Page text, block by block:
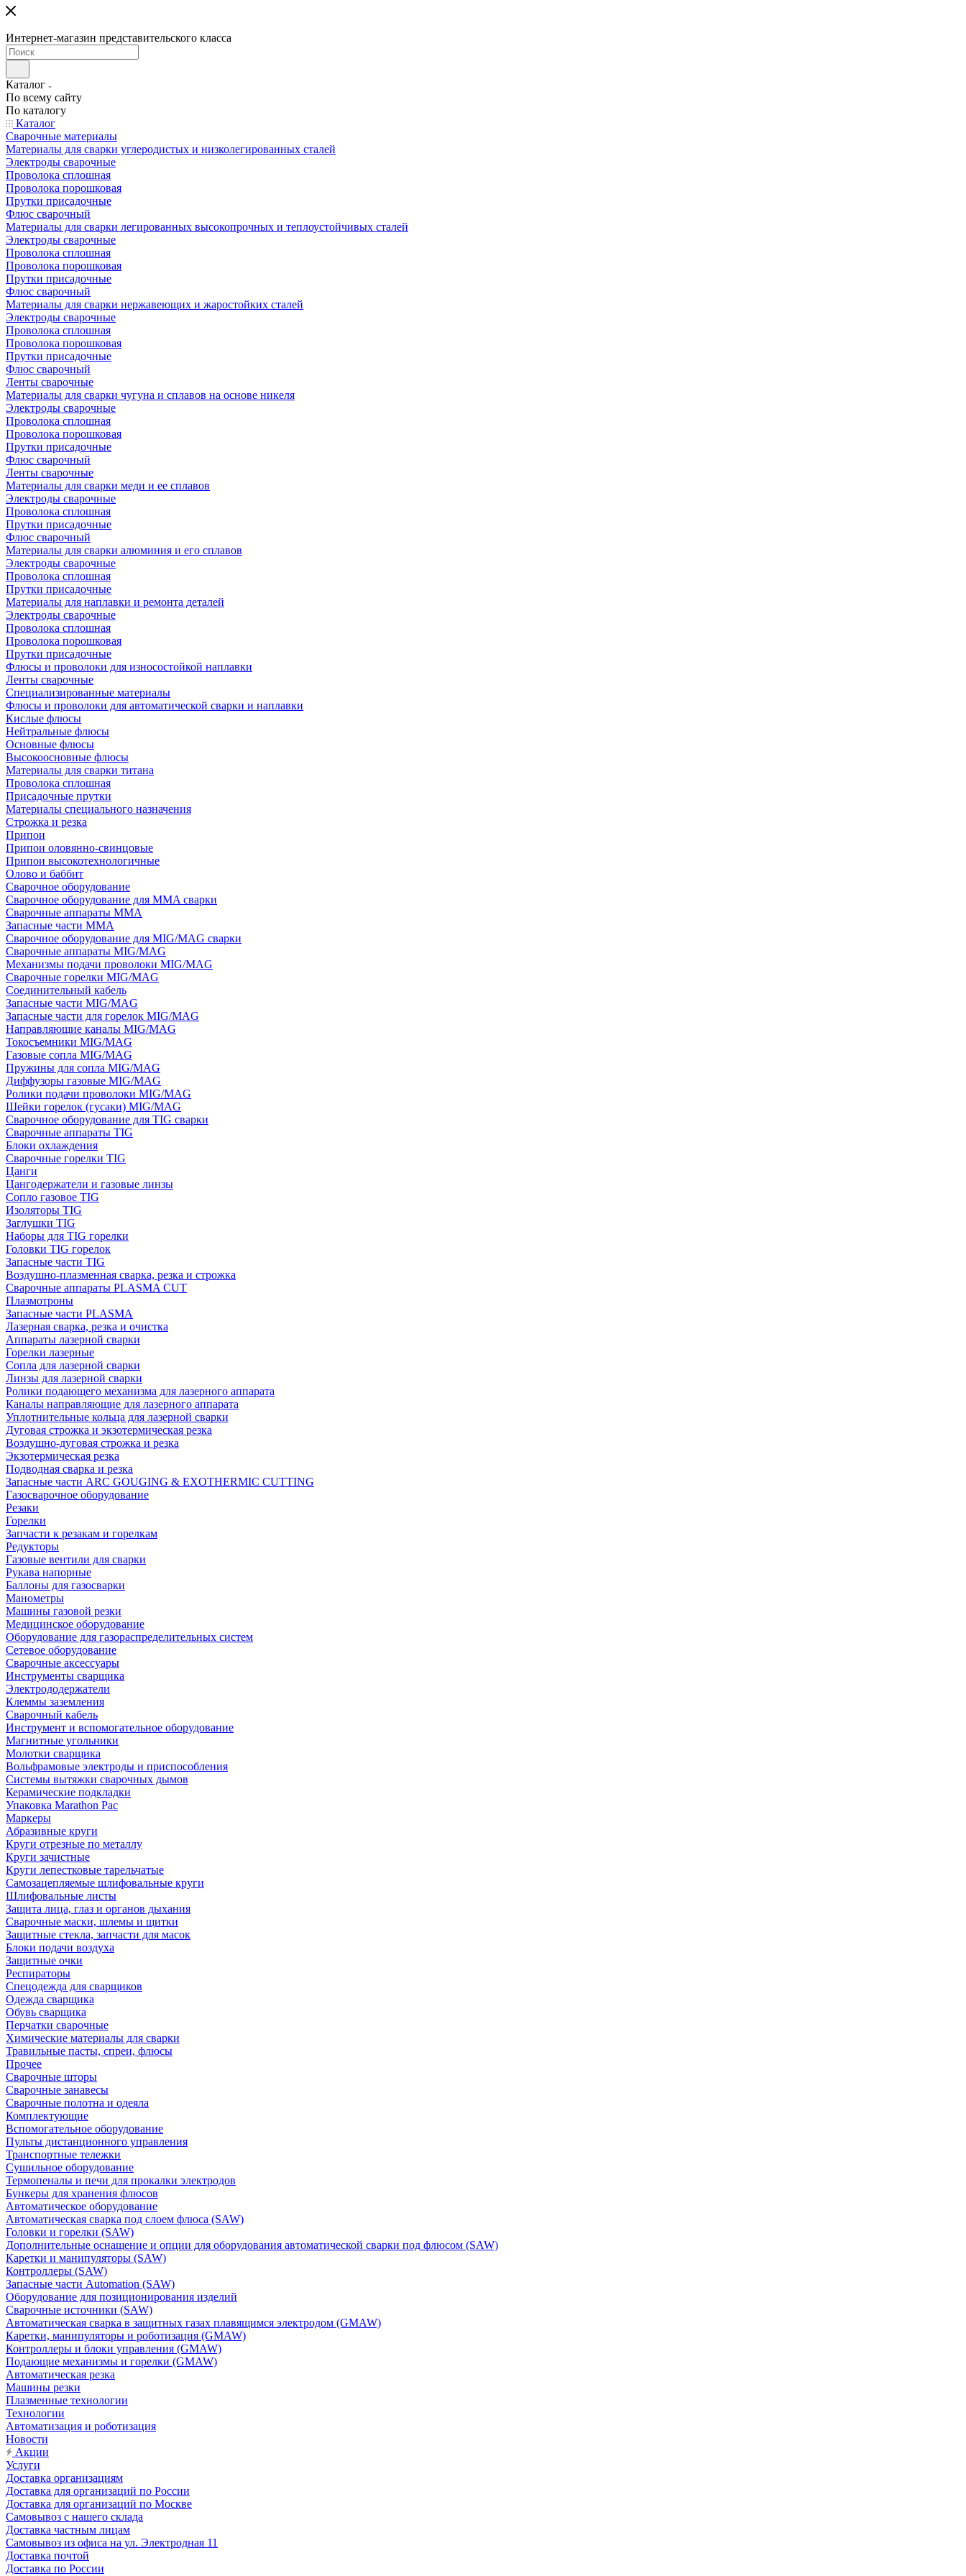
Интернет-магазин представительского класса
Каталог
По всему сайту
По каталогу
Каталог
Сварочные материалы
Материалы для сварки углеродистых и низколегированных сталей
Электроды сварочные
Проволока сплошная
Проволока порошковая
Прутки присадочные
Флюс сварочный
Материалы для сварки легированных высокопрочных и теплоустойчивых сталей
Электроды сварочные
Проволока сплошная
Проволока порошковая
Прутки присадочные
Флюс сварочный
Материалы для сварки нержавеющих и жаростойких сталей
Электроды сварочные
Проволока сплошная
Проволока порошковая
Прутки присадочные
Флюс сварочный
Ленты сварочные
Материалы для сварки чугуна и сплавов на основе никеля
Электроды сварочные
Проволока сплошная
Проволока порошковая
Прутки присадочные
Флюс сварочный
Ленты сварочные
Материалы для сварки меди и ее сплавов
Электроды сварочные
Проволока сплошная
Прутки присадочные
Флюс сварочный
Материалы для сварки алюминия и его сплавов
Электроды сварочные
Проволока сплошная
Прутки присадочные
Материалы для наплавки и ремонта деталей
Электроды сварочные
Проволока сплошная
Проволока порошковая
Прутки присадочные
Флюсы и проволоки для износостойкой наплавки
Ленты сварочные
Специализированные материалы
Флюсы и проволоки для автоматической сварки и наплавки
Кислые флюсы
Нейтральные флюсы
Основные флюсы
Высокоосновные флюсы
Материалы для сварки титана
Проволока сплошная
Присадочные прутки
Материалы специального назначения
Строжка и резка
Припои
Припои оловянно-свинцовые
Припои высокотехнологичные
Олово и баббит
Сварочное оборудование
Сварочное оборудование для MMA сварки
Сварочные аппараты MMA
Запасные части MMA
Сварочное оборудование для MIG/MAG сварки
Сварочные аппараты MIG/MAG
Механизмы подачи проволоки MIG/MAG
Сварочные горелки MIG/MAG
Соединительный кабель
Запасные части MIG/MAG
Запасные части для горелок MIG/MAG
Направляющие каналы MIG/MAG
Токосъемники MIG/MAG
Газовые сопла MIG/MAG
Пружины для сопла MIG/MAG
Диффузоры газовые MIG/MAG
Ролики подачи проволоки MIG/MAG
Шейки горелок (гусаки) MIG/MAG
Сварочное оборудование для TIG сварки
Сварочные аппараты TIG
Блоки охлаждения
Сварочные горелки TIG
Цанги
Цангодержатели и газовые линзы
Сопло газовое TIG
Изоляторы TIG
Заглушки TIG
Наборы для TIG горелки
Головки TIG горелок
Запасные части TIG
Воздушно-плазменная сварка, резка и строжка
Сварочные аппараты PLASMA CUT
Плазмотроны
Запасные части PLASMA
Лазерная сварка, резка и очистка
Аппараты лазерной сварки
Горелки лазерные
Сопла для лазерной сварки
Линзы для лазерной сварки
Ролики подающего механизма для лазерного аппарата
Каналы направляющие для лазерного аппарата
Уплотнительные кольца для лазерной сварки
Дуговая строжка и экзотермическая резка
Воздушно-дуговая строжка и резка
Экзотермическая резка
Подводная сварка и резка
Запасные части ARC GOUGING & EXOTHERMIC CUTTING
Газосварочное оборудование
Резаки
Горелки
Запчасти к резакам и горелкам
Редукторы
Газовые вентили для сварки
Рукава напорные
Баллоны для газосварки
Манометры
Машины газовой резки
Медицинское оборудование
Оборудование для газораспределительных систем
Сетевое оборудование
Сварочные аксессуары
Инструменты сварщика
Электрододержатели
Клеммы заземления
Сварочный кабель
Инструмент и вспомогательное оборудование
Магнитные угольники
Молотки сварщика
Вольфрамовые электроды и приспособления
Системы вытяжки сварочных дымов
Керамические подкладки
Упаковка Marathon Pac
Маркеры
Абразивные круги
Круги отрезные по металлу
Круги зачистные
Круги лепестковые тарельчатые
Самозацепляемые шлифовальные круги
Шлифовальные листы
Защита лица, глаз и органов дыхания
Сварочные маски, шлемы и щитки
Защитные стекла, запчасти для масок
Блоки подачи воздуха
Защитные очки
Респираторы
Спецодежда для сварщиков
Одежда сварщика
Обувь сварщика
Перчатки сварочные
Химические материалы для сварки
Травильные пасты, спреи, флюсы
Прочее
Сварочные шторы
Сварочные занавесы
Сварочные полотна и одеяла
Комплектующие
Вспомогательное оборудование
Пульты дистанционного управления
Транспортные тележки
Сушильное оборудование
Термопеналы и печи для прокалки электродов
Бункеры для хранения флюсов
Автоматическое оборудование
Автоматическая сварка под слоем флюса (SAW)
Головки и горелки (SAW)
Дополнительные оснащение и опции для оборудования автоматической сварки под флюсом (SAW)
Каретки и манипуляторы (SAW)
Контроллеры (SAW)
Запасные части Automation (SAW)
Оборудование для позиционирования изделий
Сварочные источники (SAW)
Автоматическая сварка в защитных газах плавящимся электродом (GMAW)
Каретки, манипуляторы и роботизация (GMAW)
Контроллеры и блоки управления (GMAW)
Подающие механизмы и горелки (GMAW)
Автоматическая резка
Машины резки
Плазменные технологии
Технологии
Автоматизация и роботизация
Новости
Акции
Услуги
Доставка организациям
Доставка для организаций по России
Доставка для организаций по Москве
Самовывоз с нашего склада
Доставка частным лицам
Самовывоз из офиса на ул. Электродная 11
Доставка почтой
Доставка по России